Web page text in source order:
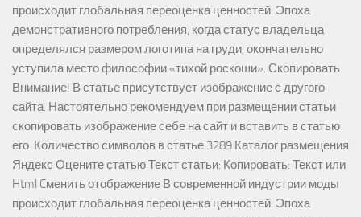
происходит глобальная переоценка ценностей. Эпоха
демонстративного потребления, когда статус владельца
определялся размером логотипа на груди, окончательно
уступила место философии «тихой роскоши». Скопировать
Внимание! В статье присутствует изображение с другого
сайта. Настоятельно рекомендуем при размещении статьи
скопировать изображение себе на сайт и вставить в статью
его. Количество символов в статье 3289 Каталог размещения
Яндекс Оцените статью Текст статьи: Копировать: Текст или
Html Cменить отображение В современной индустрии моды
происходит глобальная переоценка ценностей. Эпоха